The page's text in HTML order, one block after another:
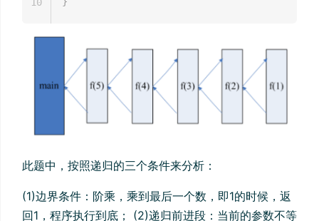
10
此题中，按照递归的三个条件来分析：
(1)边界条件：阶乘，乘到最后一个数，即1的时候，返
回1，程序执行到底； (2)递归前进段：当前的参数不等